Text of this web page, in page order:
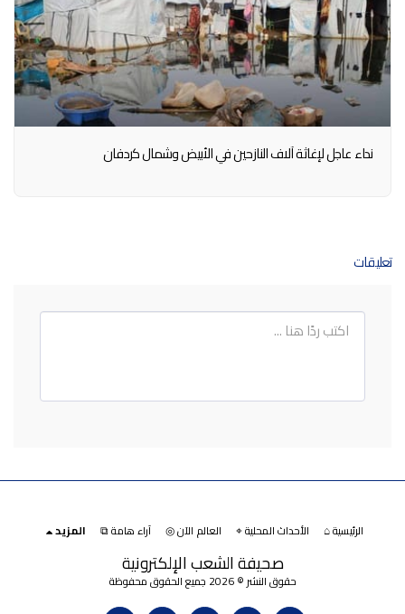
نداء عاجل لإغاثة آلاف النازحين في الأبيض وشمال كردفان
تعليقات
صحيفة الشعب الإلكترونية
حقوق النشر © 2026 جميع الحقوق محفوظة
الرئيسية ⌂ الأحداث المحلية ⌖ العالم الآن ◎ آراء هامة ⧉ المزيد